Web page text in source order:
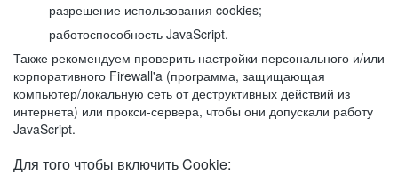
разрешение использования cookies;
работоспособность JavaScript.
Также рекомендуем проверить настройки персонального и/или
корпоративного Firewall'a (программа, защищающая
компьютер/локальную сеть от деструктивных действий из
интернета) или прокси-сервера, чтобы они допускали работу
JavaScript.
Для того чтобы включить Cookie: